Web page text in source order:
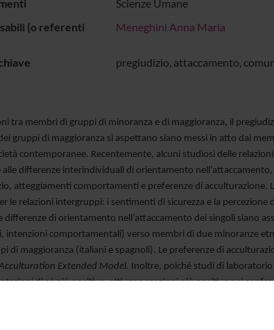
Scienze Umane
(o referenti
Meneghini Anna Maria
pregiudizio, attaccamento,
tra membri di gruppi di minoranza e di maggioranza, il
gruppi di maggioranza si aspettano siano messi in atto dai
contemporanee. Recentemente, alcuni studiosi delle
alle differenze interindividuali di orientamento
atteggiamenti comportamenti e preferenze di acculturazione.
le relazioni intergruppi: i sentimenti di sicurezza e la
differenze di orientamento nell’attaccamento dei singoli siano
intenzioni comportamentali) verso membri di due minoranze
di maggioranza (italiani e spagnoli). Le preferenze di
Extended Model. Inoltre, poiché studi di
di sé più positive, attivano reazioni più positive nei
a punto interventi di rafforzamento della sicurezza che possano
di integrazione di membri di gruppi etnici che vivono in una